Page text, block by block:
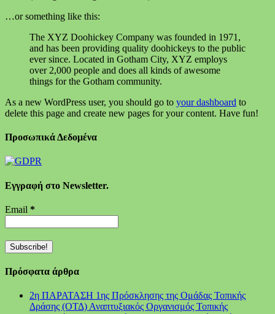
…or something like this:
The XYZ Doohickey Company was founded in 1971,
and has been providing quality doohickeys to the public
ever since. Located in Gotham City, XYZ employs
over 2,000 people and does all kinds of awesome
things for the Gotham community.
As a new WordPress user, you should go to your dashboard to
delete this page and create new pages for your content. Have fun!
Προσωπικά Δεδομένα
Εγγραφή στο Newsletter.
Email *
Πρόσφατα άρθρα
2η ΠΑΡΑΤΑΣΗ 1ης Πρόσκλησης της Ομάδας Τοπικής
Δράσης (ΟΤΔ) Αναπτυξιακός Οργανισμός Τοπικής